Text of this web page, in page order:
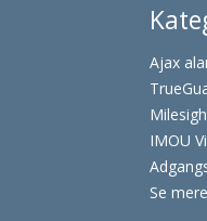
Ajax
IMOU
Se mere